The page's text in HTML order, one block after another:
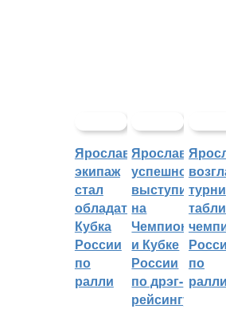
Ярославский
экипаж
стал
обладателем
Кубка
России
по
ралли
Ярославцы
успешно
выступили
на
Чемпионате
и Кубке
России
по дрэг-
рейсингу
по
ралли